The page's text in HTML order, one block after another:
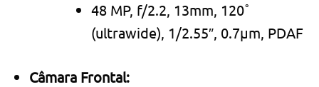
48 MP, f/2.2, 13mm, 120˚
(ultrawide), 1/2.55″, 0.7µm, PDAF
Câmara Frontal: